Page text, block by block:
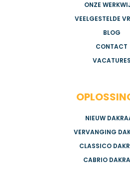
ONZE
VEELGESTELDE
BLOG
CONTACT
VACATURES
NIEUW
VERVANGING
CLASSICO
CABRIO